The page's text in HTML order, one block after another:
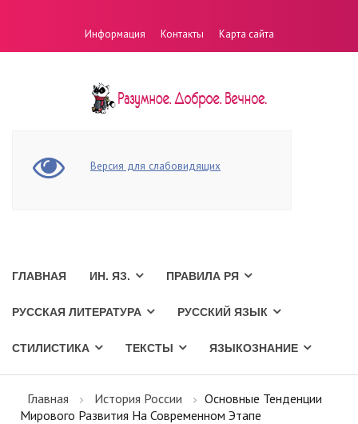
Информация Контакты Карта сайта
Версия для слабовидящих
ГЛАВНАЯ ИН. ЯЗ. ПРАВИЛА РЯ
РУССКАЯ ЛИТЕРАТУРА РУССКИЙ ЯЗЫК
СТИЛИСТИКА ТЕКСТЫ ЯЗЫКОЗНАНИЕ
Главная История России
Основные Тенденции
Мирового Развития На Современном Этапе